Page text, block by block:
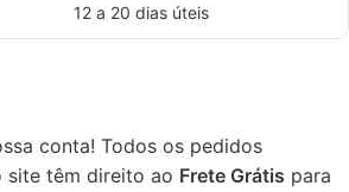
12 a 20 dias úteis
conta! Todos os pedidos
site têm direito ao Frete Grátis para